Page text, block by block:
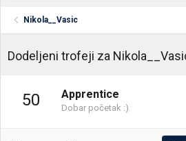
Nikola__Vasic
Dodeljeni trofeji za
50 Apprentice
Dobar početak :)